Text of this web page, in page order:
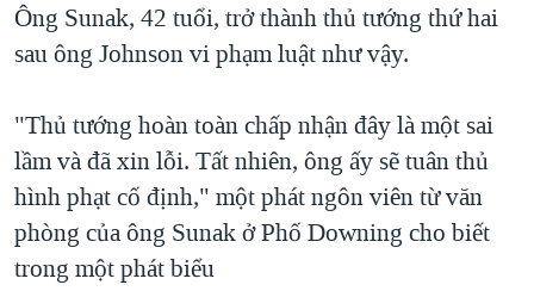
Ông Sunak, 42 tuổi, trở thành thủ tướng thứ hai
sau ông Johnson vi phạm luật như vậy.
"Thủ tướng hoàn toàn chấp nhận đây là một sai
lầm và đã xin lỗi. Tất nhiên, ông ấy sẽ tuân thủ
hình phạt cố định," một phát ngôn viên từ văn
phòng của ông Sunak ở Phố Downing cho biết
trong một phát biểu